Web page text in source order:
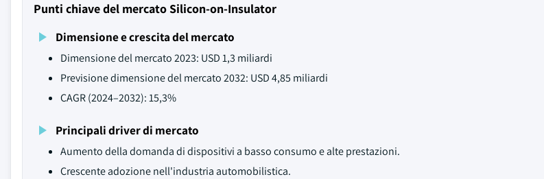
Punti chiave del mercato Silicon-on-Insulator
Dimensione e crescita del mercato
Dimensione del mercato 2023: USD 1,3 miliardi
Previsione dimensione del mercato 2032: USD 4,85 miliardi
CAGR (2024–2032): 15,3%
Principali driver di mercato
Aumento della domanda di dispositivi a basso consumo e alte prestazioni.
Crescente adozione nell'industria automobilistica.